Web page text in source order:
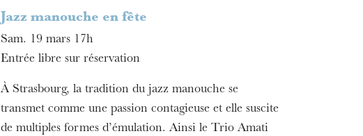
Jazz manouche en fête
Sam. 19 mars 17h
Entrée libre sur réservation
À Strasbourg, la tradition du jazz manouche se
transmet comme une passion contagieuse et elle suscite
de multiples formes d’émulation. Ainsi le Trio Amati